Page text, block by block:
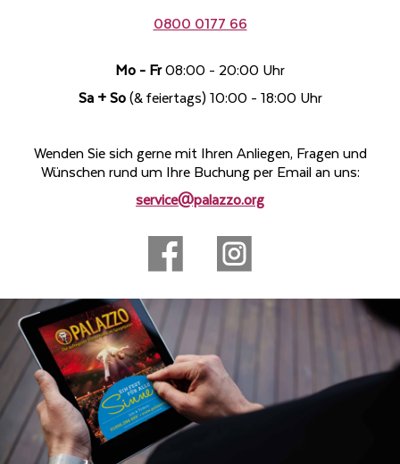
0800 0177 66
Mo - Fr08:00 - 20:00 Uhr
Sa + So(& feiertags) 10:00 - 18:00 Uhr
Wenden Sie sich gerne mit Ihren Anliegen, Fragen und
Wünschen rund um Ihre Buchung per Email an uns:
service@palazzo.org